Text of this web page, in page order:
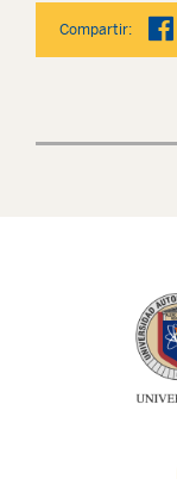
Compartir: